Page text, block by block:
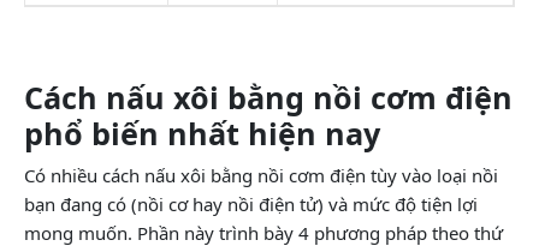
Cách nấu xôi bằng nồi cơm điện
phổ biến nhất hiện nay
Có nhiều cách nấu xôi bằng nồi cơm điện tùy vào loại nồi
bạn đang có (nồi cơ hay nồi điện tử) và mức độ tiện lợi
mong muốn. Phần này trình bày 4 phương pháp theo thứ